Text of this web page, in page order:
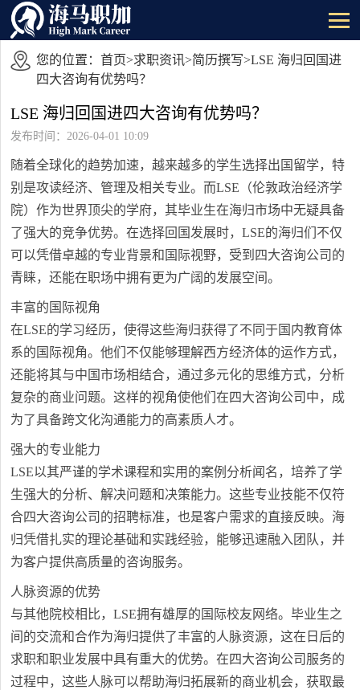
您的位置： 首页>求职资讯>简历撰写>LSE 海归回国进
四大咨询有优势吗？
LSE 海归回国进四大咨询有优势吗？
发布时间：2026-04-01 10:09
随着全球化的趋势加速，越来越多的学生选择出国留学，特
别是攻读经济、管理及相关专业。而LSE（伦敦政治经济学
院）作为世界顶尖的学府，其毕业生在海归市场中无疑具备
了强大的竞争优势。在选择回国发展时，LSE的海归们不仅
可以凭借卓越的专业背景和国际视野，受到四大咨询公司的
青睐，还能在职场中拥有更为广阔的发展空间。
丰富的国际视角
在LSE的学习经历，使得这些海归获得了不同于国内教育体
系的国际视角。他们不仅能够理解西方经济体的运作方式，
还能将其与中国市场相结合，通过多元化的思维方式，分析
复杂的商业问题。这样的视角使他们在四大咨询公司中，成
为了具备跨文化沟通能力的高素质人才。
强大的专业能力
LSE以其严谨的学术课程和实用的案例分析闻名，培养了学
生强大的分析、解决问题和决策能力。这些专业技能不仅符
合四大咨询公司的招聘标准，也是客户需求的直接反映。海
归凭借扎实的理论基础和实践经验，能够迅速融入团队，并
为客户提供高质量的咨询服务。
人脉资源的优势
与其他院校相比，LSE拥有雄厚的国际校友网络。毕业生之
间的交流和合作为海归提供了丰富的人脉资源，这在日后的
求职和职业发展中具有重大的优势。在四大咨询公司服务的
过程中，这些人脉可以帮助海归拓展新的商业机会，获取最